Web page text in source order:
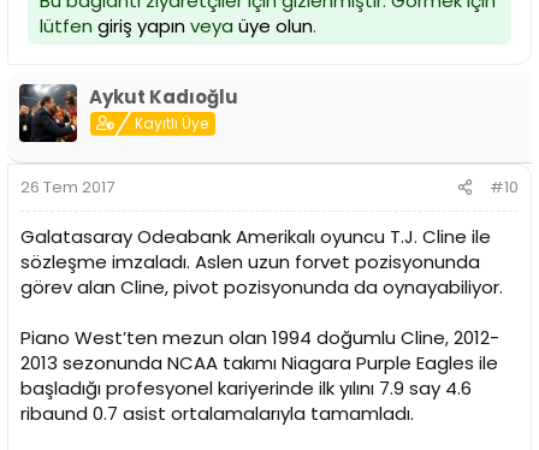
lütfen giriş yapınveya üye olun.
Aykut Kadıoğlu
Kayıtlı Üye
26 Tem 2017 #10
Galatasaray Odeabank Amerikalı oyuncu T.J. Cline ile
sözleşme imzaladı. Aslen uzun forvet pozisyonunda
görev alan Cline, pivot pozisyonunda da oynayabiliyor.
Piano West’ten mezun olan 1994 doğumlu Cline, 2012-
2013 sezonunda NCAA takımı Niagara Purple Eagles ile
başladığı profesyonel kariyerinde ilk yılını 7.9 say 4.6
ribaund 0.7 asist ortalamalarıyla tamamladı.